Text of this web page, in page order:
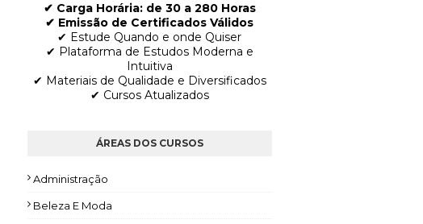
✔ Carga Horária: de 30 a 280 Horas
✔ Emissão de Certificados Válidos
✔ Estude Quando e onde Quiser
✔ Plataforma de Estudos Moderna e
Intuitiva
✔ Materiais de Qualidade e Diversificados
✔ Cursos Atualizados
ÁREAS DOS CURSOS
Administração
Beleza E Moda